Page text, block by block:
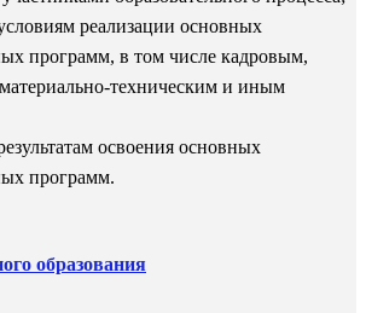
реализации основных
программ, в том числе кадровым,
техническим и иным
освоения основных
программ.
образования